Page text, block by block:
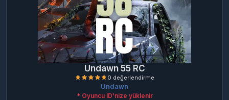
Undawn 55 RC
Undawn
* Oyuncu ID'nize yüklenir